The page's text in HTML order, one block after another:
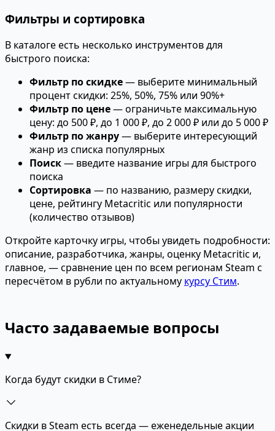
Фильтры и сортировка
В каталоге есть несколько инструментов для
быстрого поиска:
Фильтр по скидке— выберите минимальный
процент скидки: 25%, 50%, 75% или 90%+
Фильтр по цене— ограничьте максимальную
цену: до 500 ₽, до 1 000 ₽, до 2 000 ₽ или до 5 000 ₽
Фильтр по жанру— выберите интересующий
жанр из списка популярных
Поиск— введите название игры для быстрого
поиска
Сортировка — по названию, размеру скидки,
цене, рейтингу Metacritic или популярности
(количество отзывов)
Откройте карточку игры, чтобы увидеть подробности:
описание, разработчика, жанры, оценку Metacritic и,
главное, — сравнение цен по всем регионам Steam с
пересчётом в рубли по актуальному курсу Стим.
Часто задаваемые вопросы
Когда будут скидки в Стиме?
Скидки в Steam есть всегда — еженедельные акции